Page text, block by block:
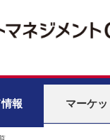
報 マーケッ